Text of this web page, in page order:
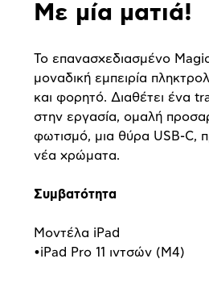
Με μία ματιά!
Το επανασχεδιασμένο
μοναδική εμπειρία
και φορητό. Διαθέτει ένα
στην εργασία, ομαλή
φωτισμό, μια θύρα USB-C,
νέα χρώματα.
Συμβατότητα
Μοντέλα iPad
•iPad Pro 11 ιντσών (M4)